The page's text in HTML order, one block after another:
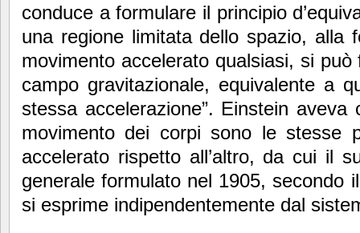
conduce a formulare il principio
una regione limitata dello spazio, alla
movimento accelerato qualsiasi, si
campo gravitazionale, equivalente a
stessa accelerazione”. Einstein
movimento dei corpi sono le stesse
accelerato rispetto all’altro, da cui il
generale formulato nel 1905, secondo
si esprime indipendentemente dal